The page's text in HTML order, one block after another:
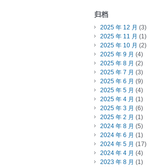
归档
2025 年 12 月 (3)
2025 年 11 月 (1)
2025 年 10 月 (2)
2025 年 9 月 (4)
2025 年 8 月 (2)
2025 年 7 月 (3)
2025 年 6 月 (9)
2025 年 5 月 (4)
2025 年 4 月 (1)
2025 年 3 月 (6)
2025 年 2 月 (1)
2024 年 8 月 (5)
2024 年 6 月 (1)
2024 年 5 月 (17)
2024 年 4 月 (4)
2023 年 8 月 (1)